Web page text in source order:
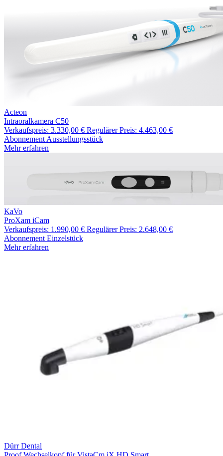
Acteon
Intraoralkamera C50
Verkaufspreis: 3.330,00 € Regulärer Preis: 4.463,00 €
Abonnement Ausstellungsstück
Mehr erfahren
KaVo
ProXam iCam
Verkaufspreis: 1.990,00 € Regulärer Preis: 2.648,00 €
Abonnement Einzelstück
Mehr erfahren
Dürr Dental